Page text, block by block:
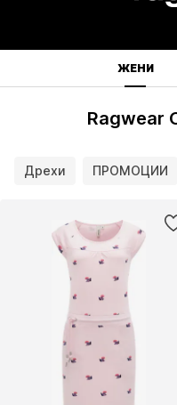
ЖЕНИ
Ragwear
Дрехи ПРОМОЦИИ